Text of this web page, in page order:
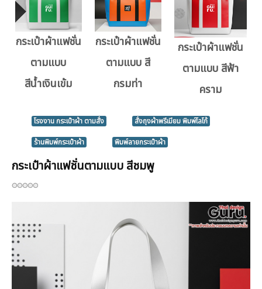
กระเป๋าผ้าแฟชั่น
ตามแบบ
สีน้ำเงินเข้ม
กระเป๋าผ้าแฟชั่น
ตามแบบ สี
กรมท่า
กระเป๋าผ้าแฟชั่น
ตามแบบ สีฟ้า
คราม
โรงงาน กระเป๋าผ้า ตามสั่ง
สั่งถุงผ้าพรีเมียม พิมพ์โลโก้
ร้านพิมพ์กระเป๋าผ้า
พิมพ์ลายกระเป๋าผ้า
กระเป๋าผ้าแฟชั่นตามแบบ สีชมพู